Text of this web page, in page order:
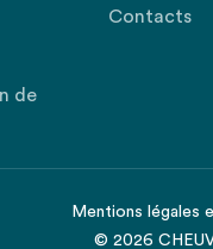
de
Contacts
Mentions légales
© 2026